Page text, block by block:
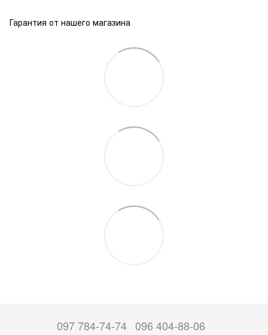
Гарантия от нашего магазина
097 784-74-74 096 404-88-06